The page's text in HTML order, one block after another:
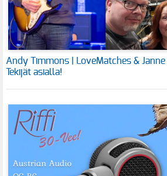
Andy Timmons | LoveMatches &
Tekijät asialla!